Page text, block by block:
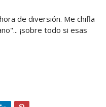
de diversión. Me chifla
¡sobre todo si esas